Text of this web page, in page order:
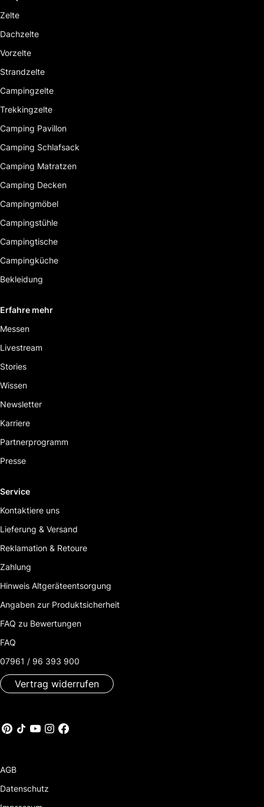
Zelte
Dachzelte
Vorzelte
Strandzelte
Campingzelte
Trekkingzelte
Camping Pavillon
Camping Schlafsack
Camping Matratzen
Camping Decken
Campingmöbel
Campingstühle
Campingtische
Campingküche
Bekleidung
Erfahre mehr
Messen
Livestream
Stories
Wissen
Newsletter
Karriere
Partnerprogramm
Presse
Service
Kontaktiere uns
Lieferung & Versand
Reklamation & Retoure
Zahlung
Hinweis Altgeräteentsorgung
Angaben zur Produktsicherheit
FAQ zu Bewertungen
FAQ
07961 / 96 393 900
Vertrag widerrufen
AGB
Datenschutz